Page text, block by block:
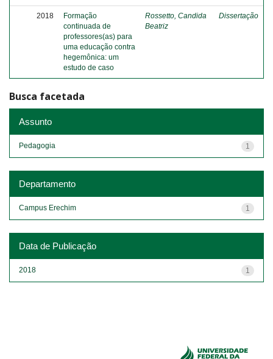
2018
Formação
continuada de
professores(as) para
uma educação contra
hegemônica: um
estudo de caso
Rossetto, Candida
Beatriz
Dissertação
Busca facetada
Assunto
1
Pedagogia
Departamento
1
Campus Erechim
Data de Publicação
1
2018